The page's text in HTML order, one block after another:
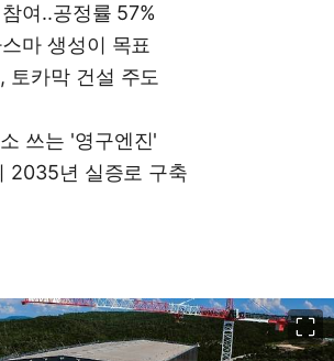
여..공정률 57%
마 생성이 목표
토카막 건설 주도
쓰는 '영구엔진'
2035년 실증로 구축